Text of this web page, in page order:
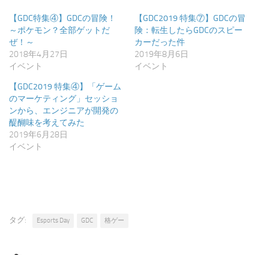
す) ィ
ン
ド
ウ
開
き
【GDC特集④】GDCの冒険！
～ポケモン？全部ゲットだ
ぜ！～
2018年4月27日
イベント
【GDC2019 特集⑦】GDCの冒
険：転生したらGDCのスピー
カーだった件
2019年8月6日
イベント
【GDC2019 特集④】「ゲーム
のマーケティング」セッショ
ンから、エンジニアが開発の
醍醐味を考えてみた
2019年6月28日
イベント
タグ: Esports Day GDC 格ゲー